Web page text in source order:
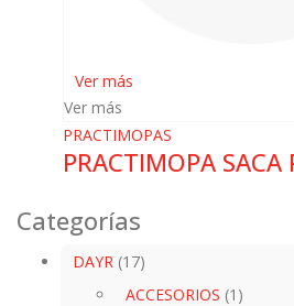
Ver más
Ver más
PRACTIMOPAS
PRACTIMOPA SACA
Categorías
DAYR (17)
ACCESORIOS (1)